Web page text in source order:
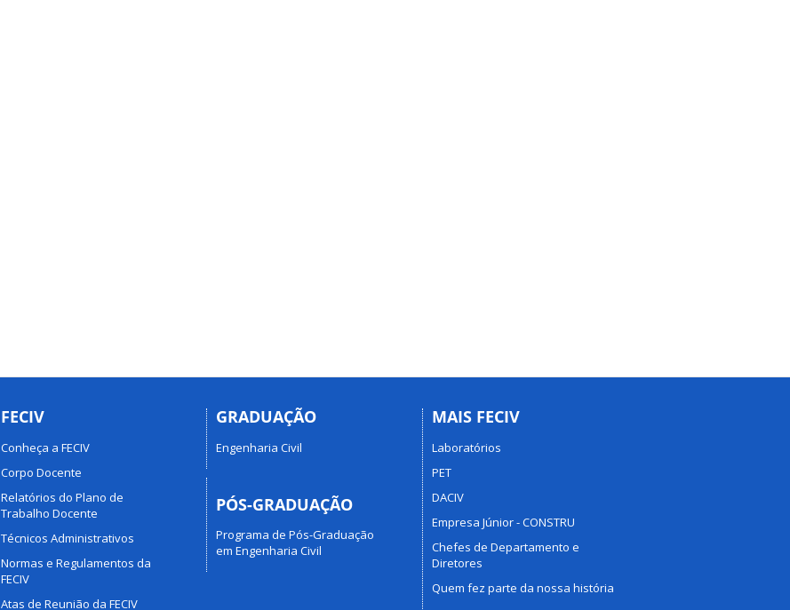
FECIV
Conheça a FECIV
Corpo Docente
Relatórios do Plano de
Trabalho Docente
Técnicos Administrativos
Normas e Regulamentos da
FECIV
Atas de Reunião da FECIV
GRADUAÇÃO
Engenharia Civil
PÓS-GRADUAÇÃO
Programa de Pós-Graduação
em Engenharia Civil
MAIS FECIV
Laboratórios
PET
DACIV
Empresa Júnior - CONSTRU
Chefes de Departamento e
Diretores
Quem fez parte da nossa história